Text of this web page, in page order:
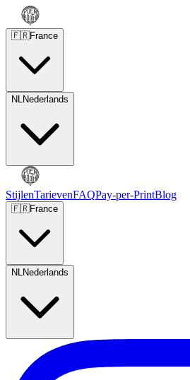
🇫🇷France
NLNederlands
StijlenTarievenFAQPay-per-PrintBlog
🇫🇷France
NLNederlands